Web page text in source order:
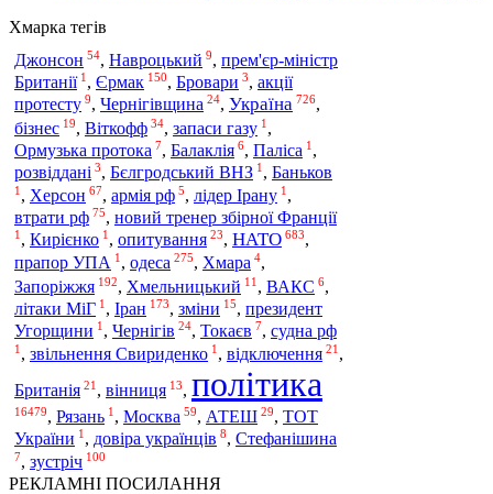
Хмарка тегів
Джонсон 54, Навроцький 9, прем'єр-міністр
Британії 1 , Єрмак 150, Бровари 3, акції
протесту 9, Чернігівщина 24, Україна 726,
бізнес 19, Віткофф 34, запаси газу 1 ,
Ормузька протока 7, Балаклія 6, Паліса 1 ,
розвіддані 3, Бєлгродський ВНЗ 1 , Баньков
1 , Херсон 67, армія рф 5, лідер Ірану 1 ,
втрати рф 75, новий тренер збірної Франції
1 , Кирієнко 1 , опитування 23, НАТО 683,
прапор УПА 1, одеса 275, Хмара 4,
Запоріжжя 192, Хмельницький 11 , ВАКС 6,
літаки МіГ 1 , Іран 173, зміни 15, президент
Угорщини 1, Чернігів 24, Токаєв 7, судна рф
1 , звільнення Свириденко 1 , відключення 21 ,
Британія 21 , вінниця 13, політика
16479, Рязань 1 , Москва 59, АТЕШ 29, ТОТ
України 1, довіра українців 8, Стефанішина
7, зустріч 100
РЕКЛАМНІ ПОСИЛАННЯ